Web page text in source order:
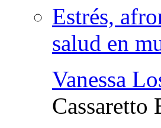
Estrés,
salud en
Vanessa
Cassaretto